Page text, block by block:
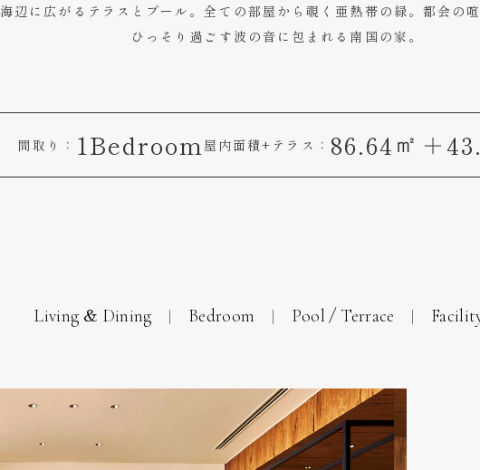
海辺に広がるテラスとプール。全ての部屋から覗く亜熱帯の緑。都会の
ひっそり過ごす波の音に包まれる南国の家。
間取り： 1Bedroom 屋内面積+テラス： 86.64 ㎡ ＋
Living & Dining Bedroom Pool / Terrace